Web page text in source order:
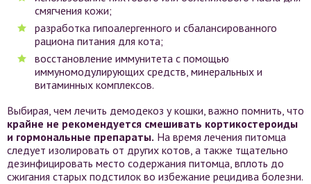
смягчения кожи;
разработка гипоалергенного и сбалансированного
рациона питания для кота;
восстановление иммунитета с помощью
иммуномодулирующих средств, минеральных и
витаминных комплексов.
Выбирая, чем лечить демодекоз у кошки, важно помнить, что
крайне не рекомендуется смешивать кортикостероиды
и гормональные препараты. На время лечения питомца
следует изолировать от других котов, а также тщательно
дезинфицировать место содержания питомца, вплоть до
сжигания старых подстилок во избежание рецидива болезни.